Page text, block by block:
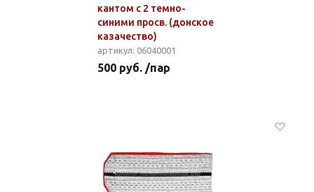
кантом с 2 темно-
синими просв. (донское
казачество)
артикул: 06040001
500 руб. /пар